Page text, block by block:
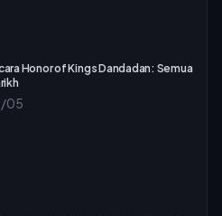
Honor of Kings Dandadan: Semua
05